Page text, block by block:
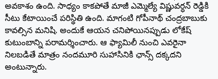
అవకాశం ఉంది. సాధ్యం కాకపోతే మాజీ ఎమ్మెల్యే విష్ణువర్ధన్ రెడ్డికి
సీటు కేటాయించే పరిస్థితి ఉంది. మాగంటి గోపీనాథ్ చంద్రబాబుకు
కావల్సిన మనిషి. అందుకే ఆయన చనిపోయినప్పుడు లోకేష్
కుటుంబాన్ని పరామర్శించారు. ఆ ఫ్యామిలీ నుంచి ఎవరైనా
నిలబడితే మాత్రం నందమూరి సుహాసినికి ఛాన్స్ దక్కదని
అంటున్నారు.